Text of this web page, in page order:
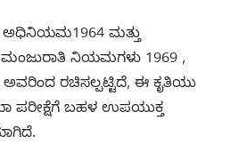
ಅಧಿನಿಯಮ1964 ಮತ್ತು
ನಿಯಮಗಳು 1969 ,
ಅವರಿಂದ ರಚಿಸಲ್ಪಟ್ಟಿದೆ, ಈ ಕೃತಿಯು
ಪರೀಕ್ಷೆಗೆ ಬಹಳ ಉಪಯುಕ್ತ